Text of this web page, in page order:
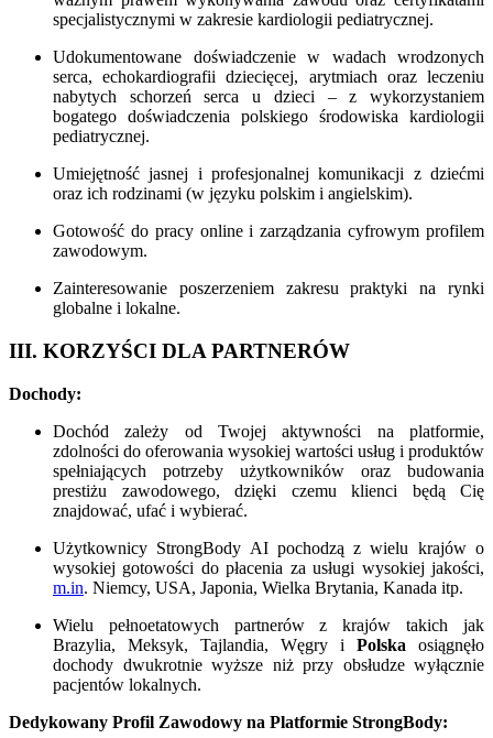
specjalistycznymi w zakresie kardiologii pediatrycznej.
Udokumentowane doświadczenie w wadach wrodzonych
serca, echokardiografii dziecięcej, arytmiach oraz leczeniu
nabytych schorzeń serca u dzieci – z wykorzystaniem
bogatego doświadczenia polskiego środowiska kardiologii
pediatrycznej.
Umiejętność jasnej i profesjonalnej komunikacji z dziećmi
oraz ich rodzinami (w języku polskim i angielskim).
Gotowość do pracy online i zarządzania cyfrowym profilem
zawodowym.
Zainteresowanie poszerzeniem zakresu praktyki na rynki
globalne i lokalne.
III. KORZYŚCI DLA PARTNERÓW
Dochody:
Dochód zależy od Twojej aktywności na platformie,
zdolności do oferowania wysokiej wartości usług i produktów
spełniających potrzeby użytkowników oraz budowania
prestiżu zawodowego, dzięki czemu klienci będą Cię
znajdować, ufać i wybierać.
Użytkownicy StrongBody AI pochodzą z wielu krajów o
wysokiej gotowości do płacenia za usługi wysokiej jakości,
m.in. Niemcy, USA, Japonia, Wielka Brytania, Kanada itp.
Wielu pełnoetatowych partnerów z krajów takich jak
Brazylia, Meksyk, Tajlandia, Węgry i Polska osiągnęło
dochody dwukrotnie wyższe niż przy obsłudze wyłącznie
pacjentów lokalnych.
Dedykowany Profil Zawodowy na Platformie StrongBody: